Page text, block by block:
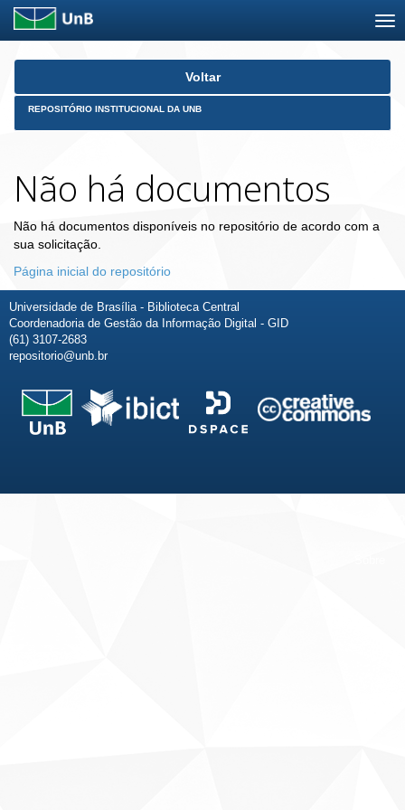
Skip
Voltar
REPOSITÓRIO INSTITUCIONAL DA UNB
Não há documentos
Não há documentos disponíveis no repositório de acordo com a
sua solicitação.
Página inicial do repositório
Universidade de Brasília - Biblioteca Central
Coordenadoria de Gestão da Informação Digital - GID
(61) 3107-2683
repositorio@unb.br